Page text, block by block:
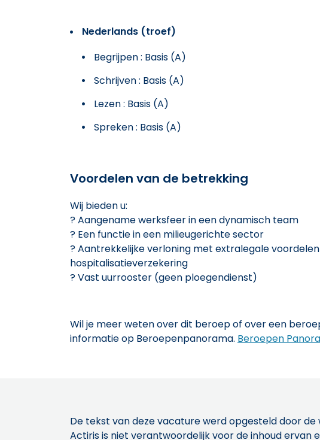
Nederlands (troef)
Begrijpen : Basis (A)
Schrijven : Basis (A)
Lezen : Basis (A)
Spreken : Basis (A)
Voordelen van de betrekking
Wij bieden u:
? Aangename werksfeer in een dynamisch team
? Een functie in een milieugerichte sector
? Aantrekkelijke verloning met extralegale
hospitalisatieverzekering
? Vast uurrooster (geen ploegendienst)
Wil je meer weten over dit beroep of over een
informatie op Beroepenpanorama. Beroepen
De tekst van deze vacature werd opgesteld door de
Actiris is niet verantwoordelijk voor de inhoud ervan